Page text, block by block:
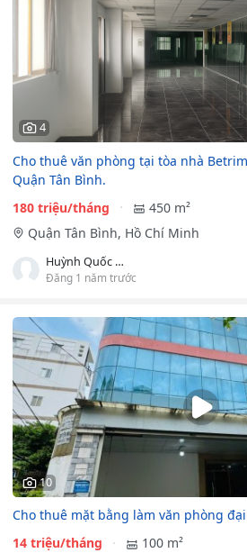
4
Cho thuê văn phòng tại tòa nhà
Quận Tân Bình.
180 triệu/tháng
450 m²
Quận Tân Bình, Hồ Chí Minh
Huỳnh Quốc Việt
Đăng 1 năm trước
10
Cho thuê mặt bằng làm văn phòng
14 triệu/tháng
100 m²